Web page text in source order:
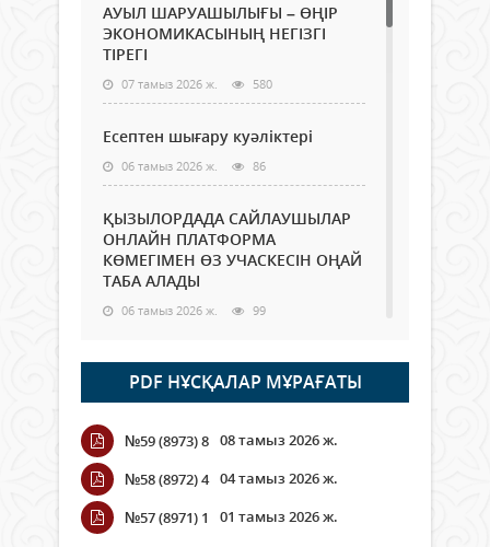
АУЫЛ ШАРУАШЫЛЫҒЫ – ӨҢІР
ЭКОНОМИКАСЫНЫҢ НЕГІЗГІ
ТІРЕГІ
07 тамыз 2026 ж. 580
Есептен шығару куәліктері
06 тамыз 2026 ж. 86
ҚЫЗЫЛОРДАДА САЙЛАУШЫЛАР
ОНЛАЙН ПЛАТФОРМА
КӨМЕГІМЕН ӨЗ УЧАСКЕСІН ОҢАЙ
ТАБА АЛАДЫ
06 тамыз 2026 ж. 99
Open Air: Қызылорда облысы
полиция департаменті 20
мыңнан астам көрерменнің
қауіпсіздігін қамтамасыз етті
06 тамыз 2026 ж.
Wi-Fi ҚАБЫРҒА АРҚЫЛЫ ҚАЛАЙ
ӨТЕДІ?
PDF НҰСҚАЛАР МҰРАҒАТЫ
№59 (8973) 8 08 тамыз 2026 ж.
№58 (8972) 4 04 тамыз 2026 ж.
№57 (8971) 1
01 тамыз 2026 ж.